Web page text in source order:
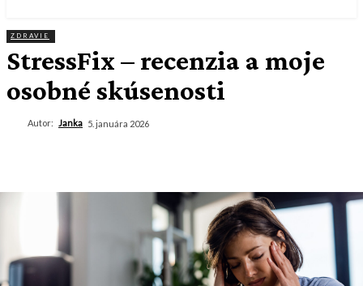
ZDRAVIE
StressFix – recenzia a moje
osobné skúsenosti
Autor: Janka 5. januára 2026